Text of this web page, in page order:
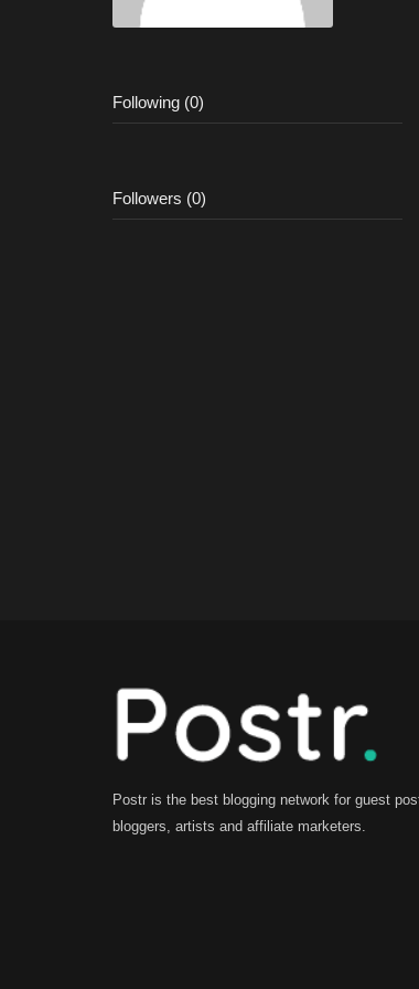
Following (0)
Followers (0)
Postr is the best blogging network for guest
bloggers, artists and affiliate marketers.